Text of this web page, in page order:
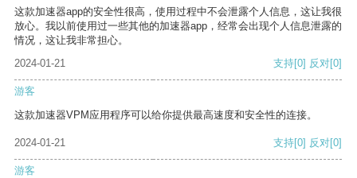
这款加速器app的安全性很高，使用过程中不会泄露个人信息，这让我很
放心。我以前使用过一些其他的加速器app，经常会出现个人信息泄露的
情况，这让我非常担心。
2024-01-21
支持[0] 反对[0]
游客
这款加速器VPM应用程序可以给你提供最高速度和安全性的连接。
2024-01-21 支持[0] 反对[0]
游客